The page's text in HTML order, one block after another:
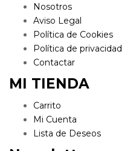
Nosotros
Aviso Legal
Política de Cookies
Política de privacidad
Contactar
MI TIENDA
Carrito
Mi Cuenta
Lista de Deseos